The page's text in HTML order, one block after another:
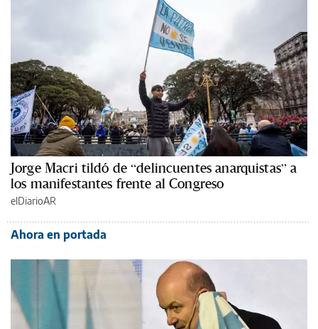
Jorge Macri tildó de “delincuentes anarquistas” a
los manifestantes frente al Congreso
elDiarioAR
Ahora en portada